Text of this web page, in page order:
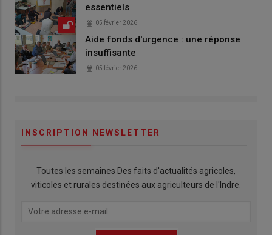
essentiels
05 février 2026
Aide fonds d'urgence : une réponse
insuffisante
05 février 2026
INSCRIPTION NEWSLETTER
Toutes les semaines Des faits d'actualités agricoles,
viticoles et rurales destinées aux agriculteurs de l'Indre.